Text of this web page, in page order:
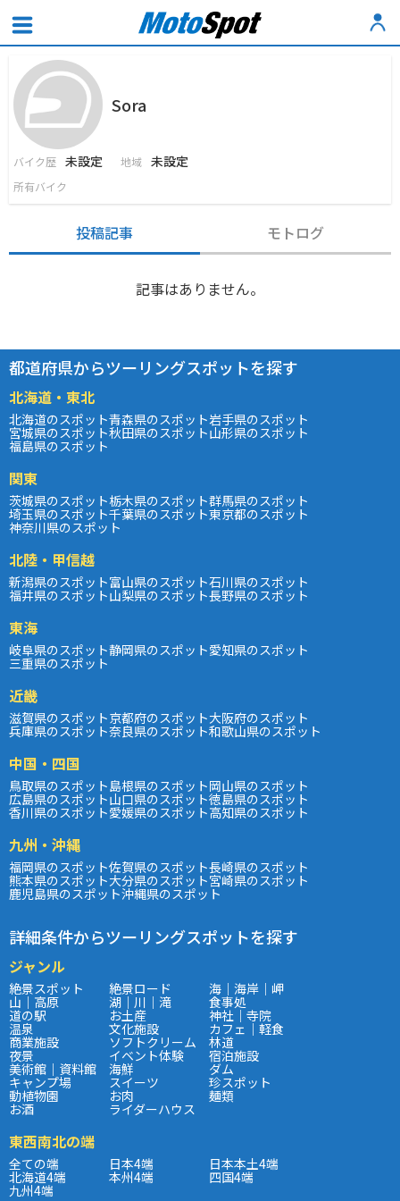
Sora
バイク歴 未設定 地域 未設定
所有バイク
投稿記事 モトログ
記事はありません。
都道府県からツーリングスポットを探す
北海道・東北
北海道のスポット青森県のスポット岩手県のスポット
宮城県のスポット秋田県のスポット山形県のスポット
福島県のスポット
関東
茨城県のスポット栃木県のスポット群馬県のスポット
埼玉県のスポット千葉県のスポット東京都のスポット
神奈川県のスポット
北陸・甲信越
新潟県のスポット富山県のスポット石川県のスポット
福井県のスポット山梨県のスポット長野県のスポット
東海
岐阜県のスポット静岡県のスポット愛知県のスポット
三重県のスポット
近畿
滋賀県のスポット京都府のスポット大阪府のスポット
兵庫県のスポット奈良県のスポット和歌山県のスポット
中国・四国
鳥取県のスポット島根県のスポット岡山県のスポット
広島県のスポット山口県のスポット徳島県のスポット
香川県のスポット愛媛県のスポット高知県のスポット
九州・沖縄
福岡県のスポット佐賀県のスポット長崎県のスポット
熊本県のスポット大分県のスポット宮崎県のスポット
鹿児島県のスポット沖縄県のスポット
詳細条件からツーリングスポットを探す
ジャンル
絶景スポット 絶景ロード 海｜海岸｜岬
山｜高原 湖｜川｜滝 食事処
道の駅 お土産 神社｜寺院
温泉 文化施設 カフェ｜軽食
商業施設 ソフトクリーム 林道
夜景 イベント体験 宿泊施設
美術館｜資料館 海鮮 ダム
キャンプ場 スイーツ 珍スポット
動植物園 お肉 麺類
お酒 ライダーハウス
東西南北の端
全ての端 日本4端 日本本土4端
北海道4端 本州4端 四国4端
九州4端